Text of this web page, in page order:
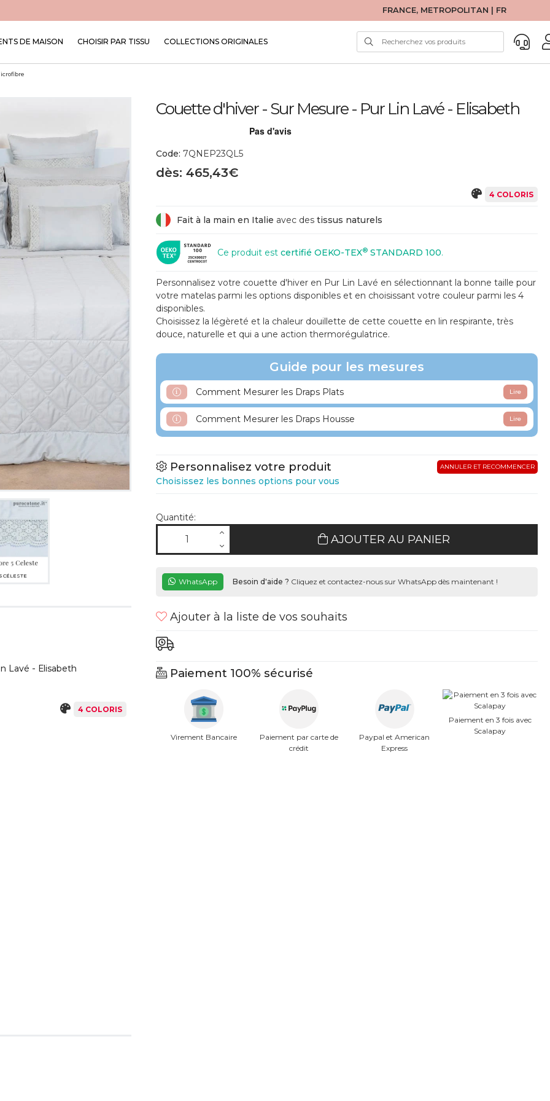
FRANCE, METROPOLITAN | FR
DE MAISON CHOISIR PAR TISSU COLLECTIONS ORIGINALES
CÉLESTE
Lavé - Elisabeth
4 COLORIS
Couette d'hiver - Sur Mesure - Pur Lin Lavé - Elisabeth
Code: 7QNEP23QL5
dès: 465,43€
4 COLORIS
Fait à la main en Italie avec des tissus naturels
Ce produit est certifié OEKO-TEX® STANDARD 100.
Personnalisez votre couette d'hiver en Pur Lin Lavé en sélectionnant la bonne taille pour
votre matelas parmi les options disponibles et en choisissant votre couleur parmi les 4
disponibles.
Choisissez la légèreté et la chaleur douillette de cette couette en lin respirante, très
douce, naturelle et qui a une action thermorégulatrice.
Guide pour les mesures
Comment Mesurer les Draps Plats Lire
Comment Mesurer les Draps Housse Lire
Personnalisez votre produit
Choisissez les bonnes options pour vous
ANNULER ET RECOMMENCER
Quantité:
AJOUTER AU PANIER
WhatsApp Besoin d'aide ? Cliquez et contactez-nous sur WhatsApp dès maintenant !
Ajouter à la liste de vos souhaits
Paiement 100% sécurisé
Virement Bancaire
Paiement par carte de
crédit
Paypal et American
Express
Paiement en 3 fois avec
Scalapay